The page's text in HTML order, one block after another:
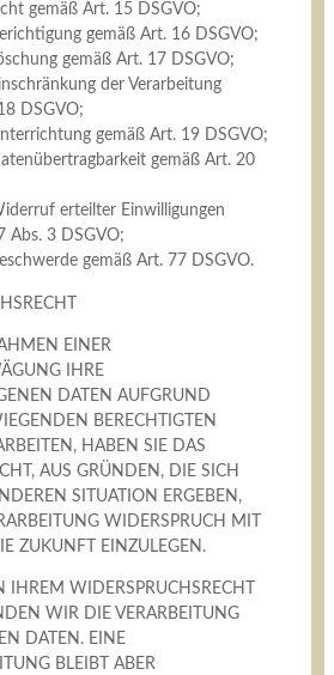
gemäß Art. 15 DSGVO;
gemäß Art. 16 DSGVO;
gemäß Art. 17 DSGVO;
der Verarbeitung
DSGVO;
gemäß Art. 19 DSGVO;
gemäß Art. 20
erteilter Einwilligungen
Abs. 3 DSGVO;
gemäß Art. 77 DSGVO.
EINER
IHRE
DATEN AUFGRUND
BERECHTIGTEN
HABEN SIE DAS
AUS GRÜNDEN, DIE SICH
SITUATION ERGEBEN,
WIDERSPRUCH MIT
ZUKUNFT EINZULEGEN.
IHREM WIDERSPRUCHSRECHT
WIR DIE VERARBEITUNG
DATEN. EINE
BLEIBT ABER